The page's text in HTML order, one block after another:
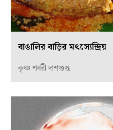
বাঙালির বাড়ির মৎস্যেন্দ্রিয়
কৃষ্ণ শর্বরী দাশগুপ্ত